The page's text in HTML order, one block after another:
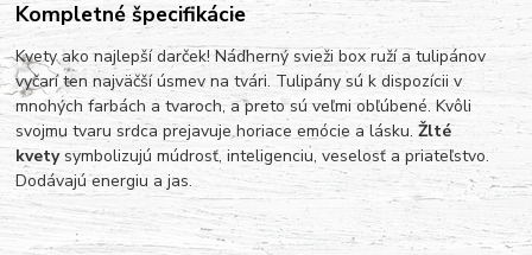
Kompletné špecifikácie
Kvety ako najlepší darček! Nádherný svieži box ruží a tulipánov
vyčarí ten najväčší úsmev na tvári. Tulipány sú k dispozícii v
mnohých farbách a tvaroch, a preto sú veľmi obľúbené. Kvôli
svojmu tvaru srdca prejavuje horiace emócie a lásku.Žlté
kvetysymbolizujú múdrosť, inteligenciu, veselosť a priateľstvo.
Dodávajú energiu a jas.